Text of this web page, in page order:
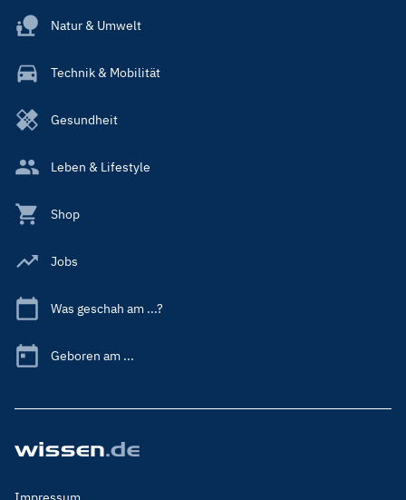
Natur & Umwelt
Technik & Mobilität
Gesundheit
Leben & Lifestyle
Shop
Jobs
Was geschah am ...?
Geboren am ...
Footer